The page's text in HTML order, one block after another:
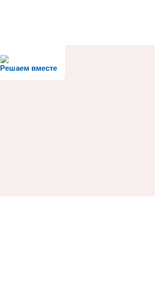
Решаем вместе